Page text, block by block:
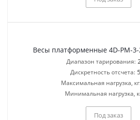
Весы платформенные 4D-PM-3-
Диапазон тарирования:
Дискретность отсчета:
Максимальная нагрузка,
Минимальная нагрузка,
Под заказ